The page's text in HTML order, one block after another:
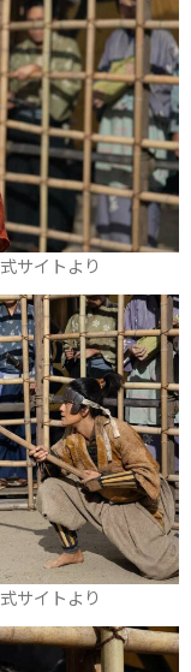
サイトより
サイトより